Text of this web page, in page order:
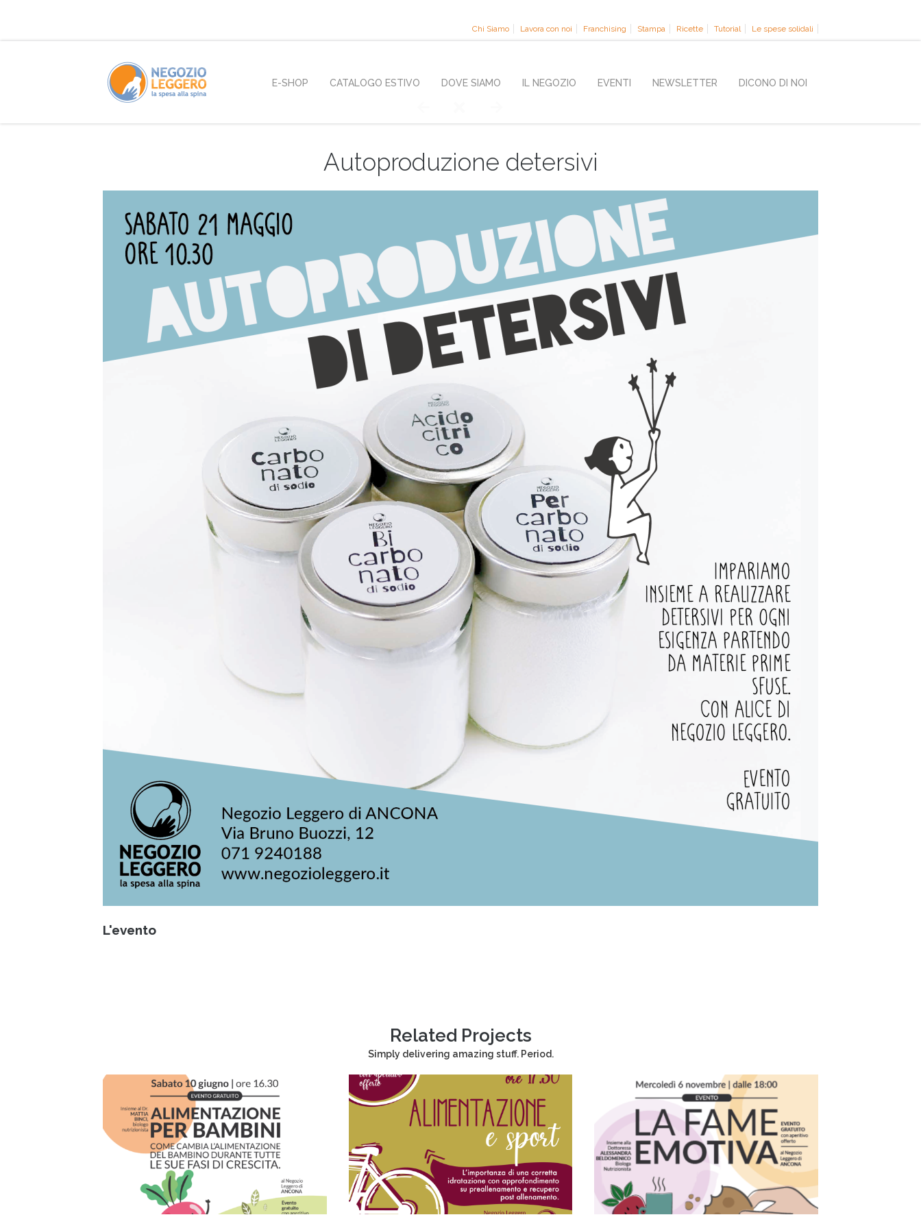
Chi Siamo Lavora con noi Franchising Stampa Ricette Tutorial Le spese solidali
E-SHOP CATALOGO ESTIVO DOVE SIAMO IL NEGOZIO EVENTI NEWSLETTER DICONO DI NOI
Autoproduzione detersivi
L'evento
Related Projects
Simply delivering amazing stuff. Period.